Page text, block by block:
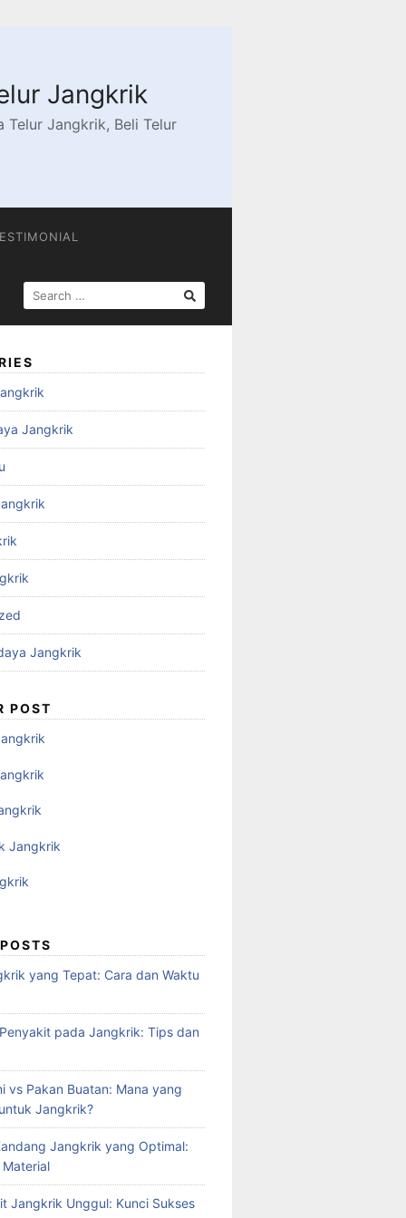
Jangkrik
Telur Jangkrik, Beli Telur
SEARCH
FOR:
Jangkrik
Jangkrik
POST
Jangkrik
yang Tepat: Cara dan Waktu
pada Jangkrik: Tips dan
vs Pakan Buatan: Mana yang
Jangkrik?
Jangkrik yang Optimal:
Jangkrik Unggul: Kunci Sukses